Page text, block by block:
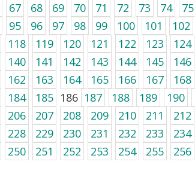
67 68 69 70 71 72 73 74 75
95 96 97 98 99 100 101 102
118 119 120 121 122 123 124
140 141 142 143 144 145 146
162 163 164 165 166 167 168
184 185 186 187 188 189 190
206 207 208 209 210 211 212
228 229 230 231 232 233 234
250 251 252 253 254 255 256